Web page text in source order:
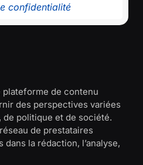
confidentialité
plateforme de contenu
des perspectives variées
de politique et de société.
de prestataires
la rédaction, l’analyse,